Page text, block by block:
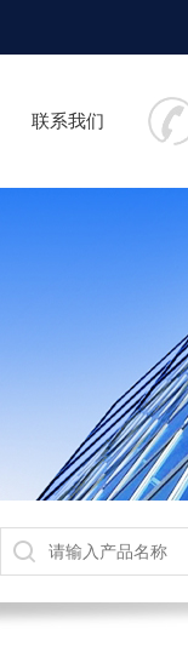
联系我们